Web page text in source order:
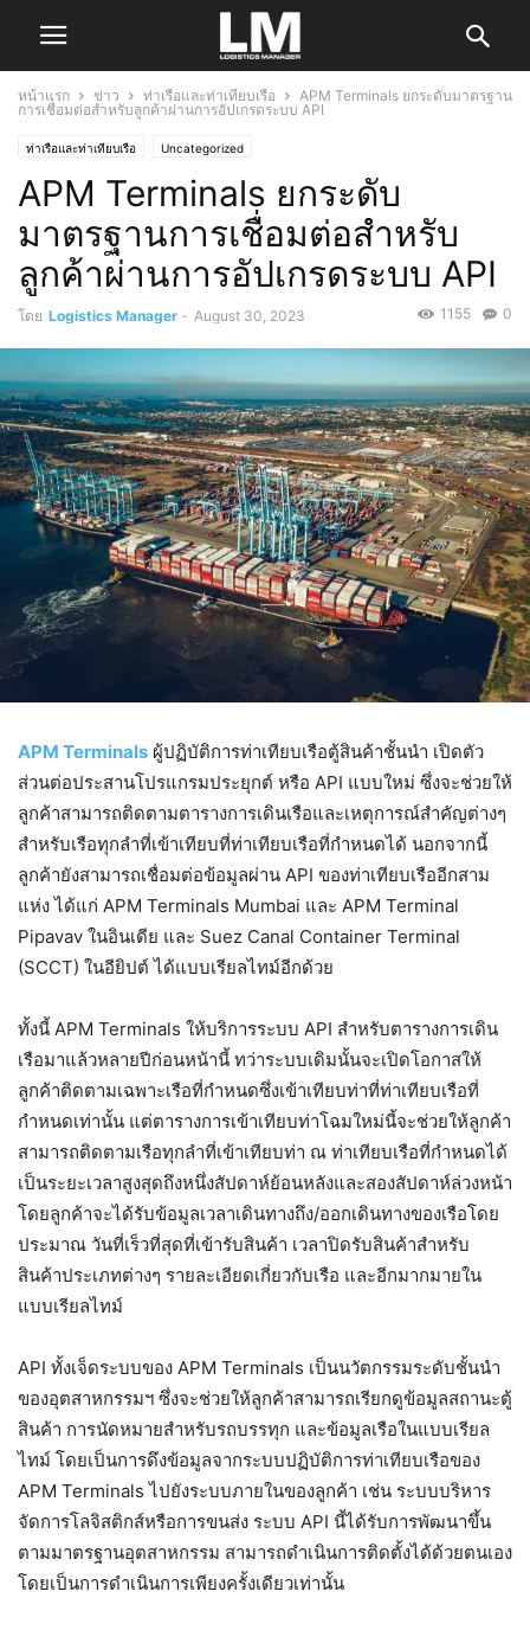
หน้าแรก ข่าว ท่าเรือและท่าเทียบเรือ
APM Terminals ยกระดับมาตรฐาน
การเชื่อมต่อสำหรับลูกค้าผ่านการอัปเกรดระบบ API
ท่าเรือและท่าเทียบเรือ Uncategorized
APM Terminals ยกระดับ
มาตรฐานการเชื่อมต่อสำหรับ
ลูกค้าผ่านการอัปเกรดระบบ API
โดย Logistics Manager - August 30, 2023 0
1155
APM Terminals ผู้ปฏิบัติการท่าเทียบเรือตู้สินค้าชั้นนำ เปิดตัว
ส่วนต่อประสานโปรแกรมประยุกต์ หรือ API แบบใหม่ ซึ่งจะช่วยให้
ลูกค้าสามารถติดตามตารางการเดินเรือและเหตุการณ์สำคัญต่างๆ
สำหรับเรือทุกลำที่เข้าเทียบที่ท่าเทียบเรือที่กำหนดได้ นอกจากนี้
ลูกค้ายังสามารถเชื่อมต่อข้อมูลผ่าน API ของท่าเทียบเรืออีกสาม
แห่ง ได้แก่ APM Terminals Mumbai และ APM Terminal
Pipavav ในอินเดีย และ Suez Canal Container Terminal
(SCCT) ในอียิปต์ ได้แบบเรียลไทม์อีกด้วย
ทั้งนี้ APM Terminals ให้บริการระบบ API สำหรับตารางการเดิน
เรือมาแล้วหลายปีก่อนหน้านี้ ทว่าระบบเดิมนั้นจะเปิดโอกาสให้
ลูกค้าติดตามเฉพาะเรือที่กำหนดซึ่งเข้าเทียบท่าที่ท่าเทียบเรือที่
กำหนดเท่านั้น แต่ตารางการเข้าเทียบท่าโฉมใหม่นี้จะช่วยให้ลูกค้า
สามารถติดตามเรือทุกลำที่เข้าเทียบท่า ณ ท่าเทียบเรือที่กำหนดได้
เป็นระยะเวลาสูงสุดถึงหนึ่งสัปดาห์ย้อนหลังและสองสัปดาห์ล่วงหน้า
โดยลูกค้าจะได้รับข้อมูลเวลาเดินทางถึง/ออกเดินทางของเรือโดย
ประมาณ วันที่เร็วที่สุดที่เข้ารับสินค้า เวลาปิดรับสินค้าสำหรับ
สินค้าประเภทต่างๆ รายละเอียดเกี่ยวกับเรือ และอีกมากมายใน
แบบเรียลไทม์
API ทั้งเจ็ดระบบของ APM Terminals เป็นนวัตกรรมระดับชั้นนำ
ของอุตสาหกรรมฯ ซึ่งจะช่วยให้ลูกค้าสามารถเรียกดูข้อมูลสถานะตู้
สินค้า การนัดหมายสำหรับรถบรรทุก และข้อมูลเรือในแบบเรียล
ไทม์ โดยเป็นการดึงข้อมูลจากระบบปฏิบัติการท่าเทียบเรือของ
APM Terminals ไปยังระบบภายในของลูกค้า เช่น ระบบบริหาร
จัดการโลจิสติกส์หรือการขนส่ง ระบบ API นี้ได้รับการพัฒนาขึ้น
ตามมาตรฐานอุตสาหกรรม สามารถดำเนินการติดตั้งได้ด้วยตนเอง
โดยเป็นการดำเนินการเพียงครั้งเดียวเท่านั้น